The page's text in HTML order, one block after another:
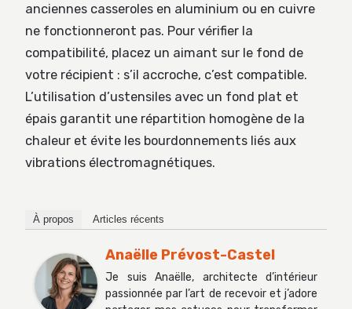
anciennes casseroles en aluminium ou en cuivre
ne fonctionneront pas. Pour vérifier la
compatibilité, placez un aimant sur le fond de
votre récipient : s’il accroche, c’est compatible.
L’utilisation d’ustensiles avec un fond plat et
épais garantit une répartition homogène de la
chaleur et évite les bourdonnements liés aux
vibrations électromagnétiques.
À propos Articles récents
Anaëlle Prévost-Castel
Je suis Anaëlle, architecte d’intérieur
passionnée par l’art de recevoir et j’adore